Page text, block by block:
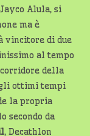
Alula, si
ma è
vincitore di due
al tempo
della
ottimi tempi
la propria
secondo da
, Decathlon